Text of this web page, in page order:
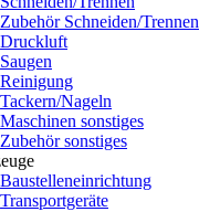
Zubehör Schneiden/Trennen
Druckluft
Saugen
Reinigung
Tackern/Nageln
Maschinen sonstiges
Zubehör sonstiges
Baustelleneinrichtung
Transportgeräte